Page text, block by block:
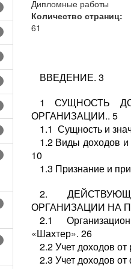
Дипломные работы
Количество страниц:
61
ВВЕДЕНИЕ. 3
1 СУЩНОСТЬ
ОРГАНИЗАЦИИ.. 5
1.1 Сущность и
1.2 Виды доходов
10
1.3 Признание и
2.
ОРГАНИЗАЦИИ НА
2.1
«Шахтер». 26
2.2 Учет доходов от
2.3 Учет доходов